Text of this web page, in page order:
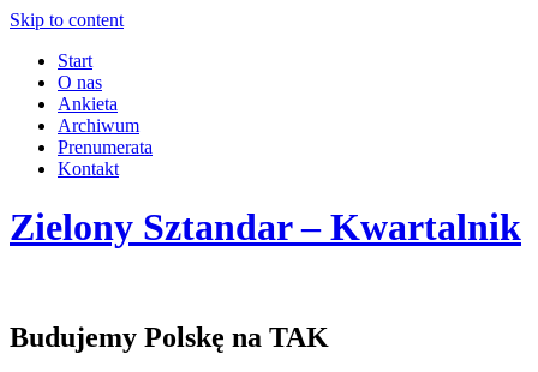
Skip to content
Start
O nas
Ankieta
Archiwum
Prenumerata
Kontakt
Zielony Sztandar – Kwartalnik
Budujemy Polskę na TAK